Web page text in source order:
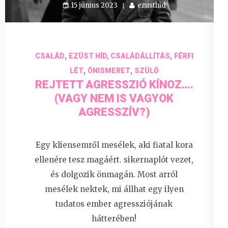
15 június 2023 ezusthid
CSALÁD, EZÜST HÍD, CSALÁDÁLLÍTÁS, FÉRFI
LÉT, ÖNISMERET, SZÜLŐ
REJTETT AGRESSZIÓ KÍNOZ….
(VAGY NEM IS VAGYOK
AGRESSZÍV?)
Egy kliensemről mesélek, aki fiatal kora
ellenére tesz magáért. sikernaplót vezet,
és dolgozik önmagán. Most arról
mesélek nektek, mi állhat egy ilyen
tudatos ember agressziójának
hátterében!